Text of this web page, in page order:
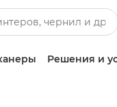
Решения и